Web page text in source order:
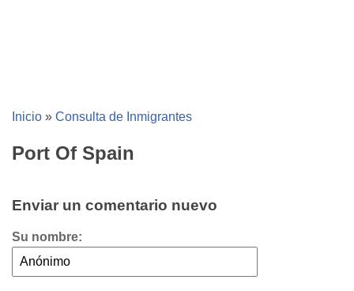
Inicio » Consulta de Inmigrantes
Port Of Spain
Enviar un comentario nuevo
Su nombre: